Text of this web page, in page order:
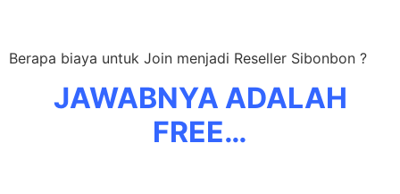
Berapa biaya untuk Join menjadi Reseller Sibonbon ?
JAWABNYA ADALAH
FREE…